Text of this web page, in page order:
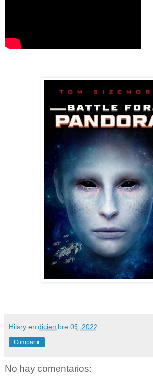
Hilary en diciembre 05, 2022
Compartir
No hay comentarios: